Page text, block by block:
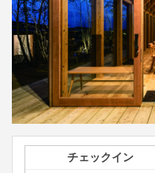
チェックイン